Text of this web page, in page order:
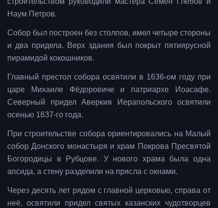
Наум Петров.
Собор был построен без столпов, имел четыре стороны
и два придела. Верх здания был покрыт пятиярусной
пирамидой кокошников.
Главный престол собора освятили в 1636-ом году при
царе Михаиле Фёдоровиче и патриархе Иоасафе.
Северный придел Аверкия Иерапольского освятили
осенью 1637-го года.
При строительстве собора ориентировались на Малый
собор Донского монастыря и храм Покрова Пресвятой
Богородицы в Рубцове. У нового храма была одна
апсида, а стену разделили на прясла с окнами.
Через десять лет рядом с главной церковью, справа от
неё, освятили придел святых казанских чудотворцев